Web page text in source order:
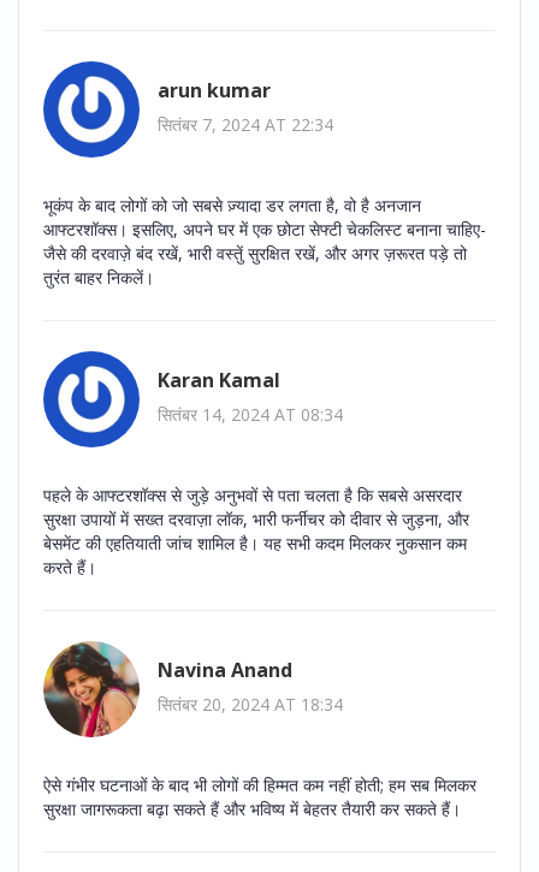
arun kumar
सितंबर 7, 2024 AT 22:34
भूकंप के बाद लोगों को जो सबसे ज़्यादा डर लगता है, वो है अनजान
आफ्टरशॉक्स। इसलिए, अपने घर में एक छोटा सेफ्टी चेकलिस्ट बनाना चाहिए-
जैसे की दरवाज़े बंद रखें, भारी वस्तुें सुरक्षित रखें, और अगर ज़रूरत पड़े तो
तुरंत बाहर निकलें।
Karan Kamal
सितंबर 14, 2024 AT 08:34
पहले के आफ्टरशॉक्स से जुड़े अनुभवों से पता चलता है कि सबसे असरदार
सुरक्षा उपायों में सख्त दरवाज़ा लॉक, भारी फर्नीचर को दीवार से जुड़ना, और
बेसमेंट की एहतियाती जांच शामिल है। यह सभी कदम मिलकर नुकसान कम
करते हैं।
Navina Anand
सितंबर 20, 2024 AT 18:34
ऐसे गंभीर घटनाओं के बाद भी लोगों की हिम्मत कम नहीं होती; हम सब मिलकर
सुरक्षा जागरूकता बढ़ा सकते हैं और भविष्य में बेहतर तैयारी कर सकते हैं।